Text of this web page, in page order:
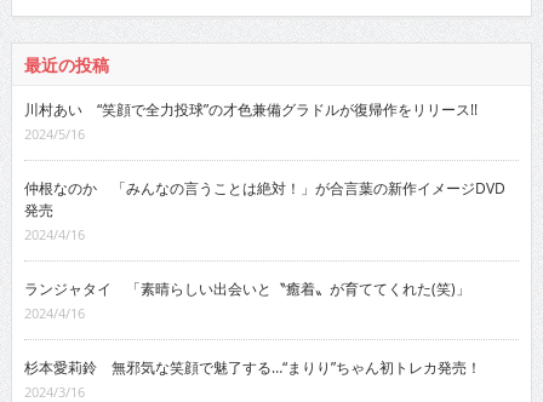
最近の投稿
川村あい “笑顔で全力投球”の才色兼備グラドルが復帰作をリリース!!
2024/5/16
仲根なのか 「みんなの言うことは絶対！」が合言葉の新作イメージDVD
発売
2024/4/16
ランジャタイ 「素晴らしい出会いと〝癒着〟が育ててくれた(笑)」
2024/4/16
杉本愛莉鈴 無邪気な笑顔で魅了する…“まりり”ちゃん初トレカ発売！
2024/3/16